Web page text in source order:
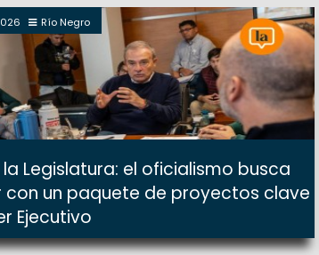
Río Negro
la Legislatura: el oficialismo busca
con un paquete de proyectos clave
Ejecutivo